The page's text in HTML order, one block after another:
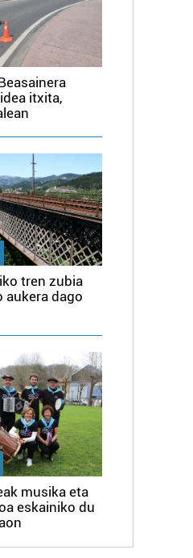
itxita,
tren zubia
aukera dago
musika eta
eskainiko du